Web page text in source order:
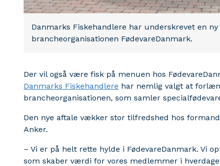
Danmarks Fiskehandlere har underskrevet en
brancheorganisationen FødevareDanmark.
Der vil også være fisk på menuen hos
Danmarks Fiskehandlere har nemlig valgt at
brancheorganisationen, som samler
Den nye aftale vækker stor tilfredshed hos
Anker.
– Vi er på helt rette hylde i FødevareDanmark. Vi
som skaber værdi for vores medlemmer i